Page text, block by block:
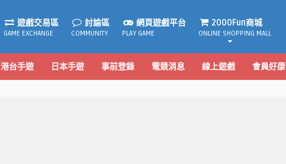
遊戲交易區
GAME EXCHANGE
討論區
COMMUNITY
網頁遊戲平台
PLAY GAME
2000Fun商城
ONLINE SHOPPING MALL
港台手遊 日本手遊 事前登錄 電競消息 線上遊戲 會員好康